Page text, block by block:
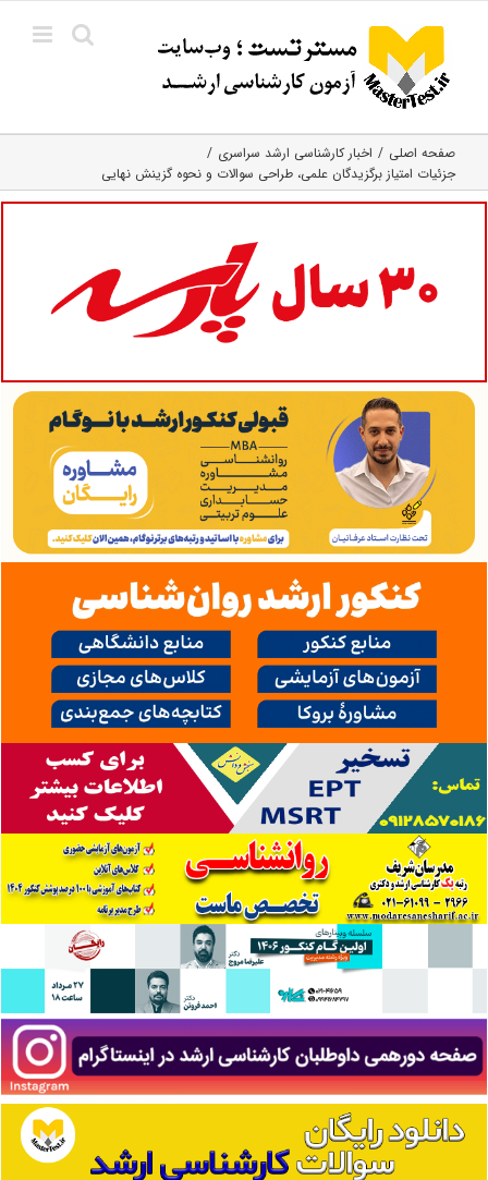
content
صفحه اصلی
اخبار کارشناسی ارشد سراسری
جزئیات امتیاز برگزیدگان علمی، طراحی سوالات و نحوه گزینش نهایی